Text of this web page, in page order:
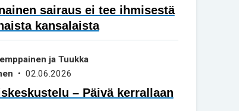
sairaus ei tee ihmisestä
kansalaista
ja Tuukka
• 02.06.2026
– Päivä kerrallaan